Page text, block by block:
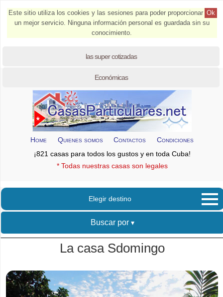
Ok
Este sitio utiliza los cookies y las sesiones para poder proporcionar
un mejor servicio. Ninguna información personal es guardada sin su
conocimiento.
las super cotizadas
Económicas
Home Quienes somos Contactos
Condiciones
¡821 casas para todos los gustos y en toda Cuba!
* Todas nuestras casas son legales
Elegir destino
Buscar por
La casa Sdomingo